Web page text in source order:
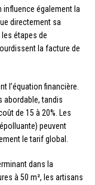
influence également la
directement sa
étapes de
la facture de
l’équation financière.
abordable, tandis
de 15 à 20%. Les
peuvent
le tarif global.
dans la
à 50 m², les artisans